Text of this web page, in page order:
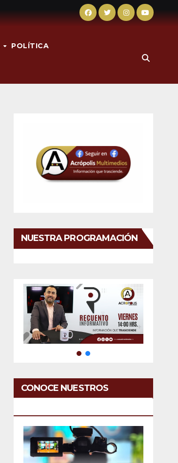
POLÍTICA
NUESTRA PROGRAMACIÓN
CONOCE NUESTROS